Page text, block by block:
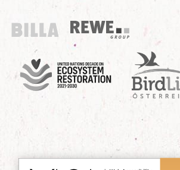
Billa
REWE Group
UN Decade
Birdlife